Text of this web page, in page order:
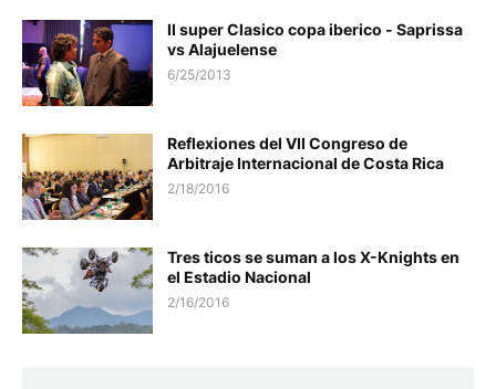
II super Clasico copa iberico - Saprissa
vs Alajuelense
6/25/2013
Reflexiones del VII Congreso de
Arbitraje Internacional de Costa Rica
2/18/2016
Tres ticos se suman a los X-Knights en
el Estadio Nacional
2/16/2016